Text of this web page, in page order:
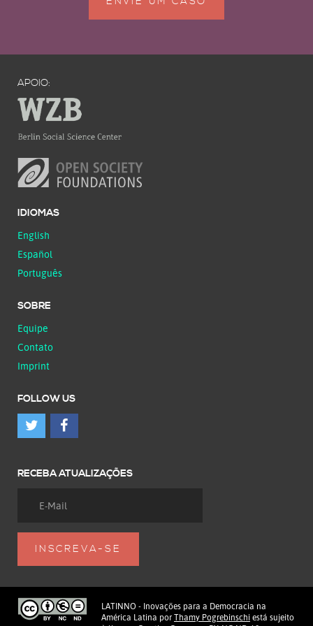
APOIO:
IDIOMAS
English
Español
Português
SOBRE
Equipe
Contato
Imprint
FOLLOW US
RECEBA ATUALIZAÇÕES
LATINNO - Inovações para a Democracia na
América Latina por Thamy Pogrebinschi está sujeito